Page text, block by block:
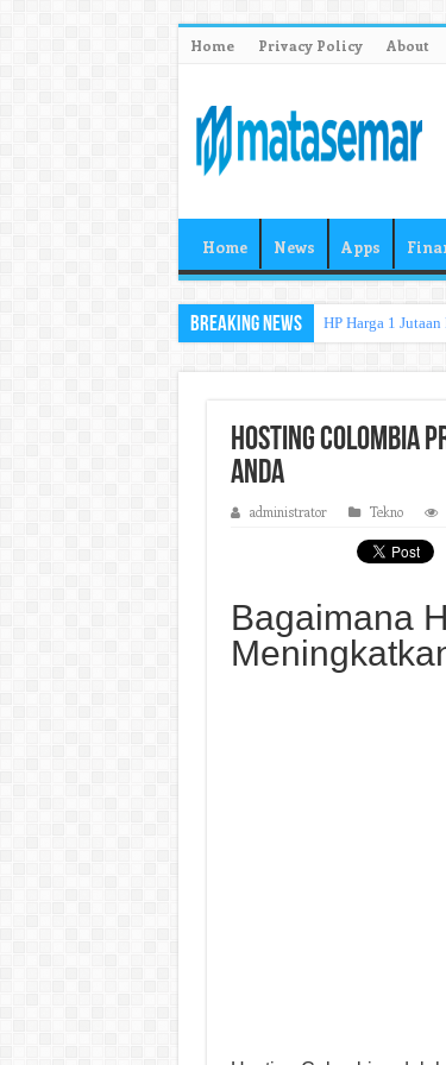
Home Privacy Policy About
Home News Apps
Breaking News HP Harga 1
Hosting Colombia
Anda
administrator Tekno
Bagaimana